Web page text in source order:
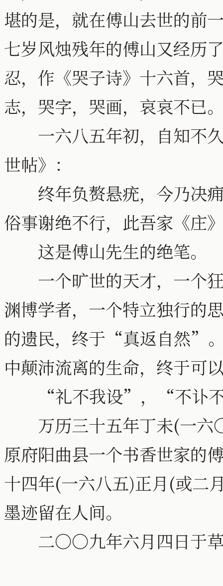
堪的是，就在傅山去世的前
七岁风烛残年的傅山又经历
忍，作《哭子诗》十六首，
志，哭字，哭画，哀哀不已
一六八五年初，自知不久
世帖》：
终年负赘悬疣，今乃决痈
俗事谢绝不行，此吾家《庄
这是傅山先生的绝笔。
一个旷世的天才，一个狂
渊博学者，一个特立独行的
的遗民，终于“真返自然”
中颠沛流离的生命，终于可
“礼不我设”，“不讣不
万历三十五年丁未(一六
原府阳曲县一个书香世家的
十四年(一六八五)正月(或二
墨迹留在人间。
二〇〇九年六月四日于